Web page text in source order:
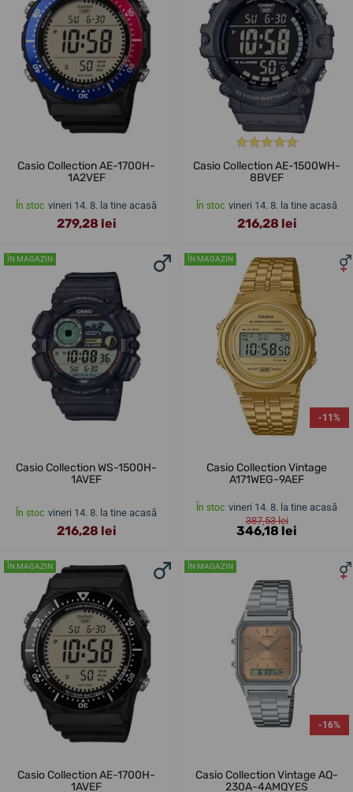
Casio Collection AE-1700H-
1A2VEF
În stoc vineri 14. 8. la tine acasă
279,28 lei
Casio Collection AE-1500WH-
8BVEF
În stoc vineri 14. 8. la tine acasă
216,28 lei
ÎN MAGAZIN
Casio Collection WS-1500H-
1AVEF
În stoc vineri 14. 8. la tine acasă
216,28 lei
ÎN MAGAZIN
-11%
Casio Collection Vintage
A171WEG-9AEF
În stoc vineri 14. 8. la tine acasă
387,53 lei
346,18 lei
ÎN MAGAZIN
Casio Collection AE-1700H-
1AVEF
ÎN MAGAZIN
-16%
Casio Collection Vintage AQ-
230A-4AMQYES